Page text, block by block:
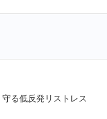
る低反発リストレス